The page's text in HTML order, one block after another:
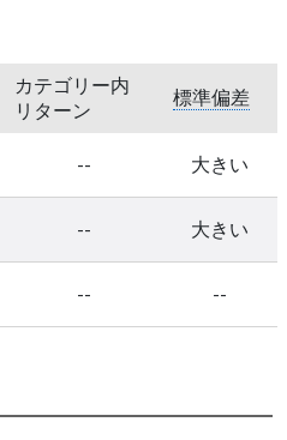
カテゴリー内
リターン
標準偏差
-- 大きい
-- 大きい
-- --